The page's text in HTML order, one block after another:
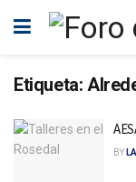
Etiqueta:
BY